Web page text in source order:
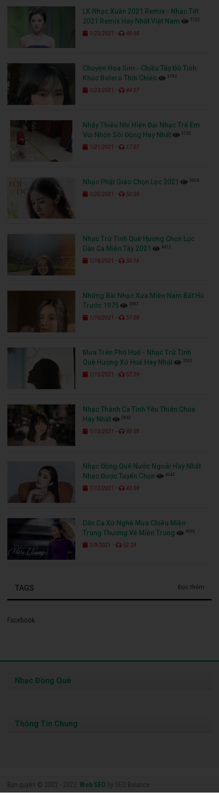
LK Nhạc Xuân 2021 Remix - Nhạc Tết
2021 Remix Hay Nhất Việt Nam
3722
1/23/2021 - 40:00
Chuyện Hoa Sim - Chiều Tây Đô Tình
Khúc Bolero Thời Chiến
3793
1/23/2021 - 44:07
Nhảy Thiếu Nhi Hiện Đại Nhạc Trẻ Em
Vui Nhộn Sôi Động Hay Nhất
5150
1/21/2021 - 17:07
Nhạc Phật Giáo Chọn Lọc 2021 3956
1/20/2021 - 50:03
Nhạc Trữ Tình Quê Hương Chọn Lọc
Dân Ca Miền Tây 2021
4413
1/18/2021 - 50:16
Những Bài Nhạc Xưa Miền Nam Bất Hủ
Trước 1975
3987
1/16/2021 - 57:08
Mưa Trên Phố Huế - Nhạc Trữ Tình
Quê Hương Xứ Huế Hay Nhất
3302
1/15/2021 - 52:39
Nhạc Thánh Ca Tình Yêu Thiên Chúa
Hay Nhất
3842
1/13/2021 - 40:00
Nhạc Đồng Quê Nước Ngoài Hay Nhất
Nhạc Được Tuyển Chọn
4242
1/12/2021 - 43:00
Dân Ca Xứ Nghệ Mưa Chiều Miền
Trung Thương Về Miền Trung
4989
1/9/2021 - 52:39
TAGS Đọc thêm
Facebook
Bản quyền © 2002 - 2022. Web SEO By SEO Balance
Nhạc Đồng Quê
Thông Tin Chung